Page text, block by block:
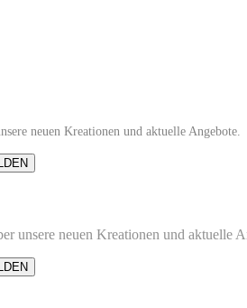
neuen Kreationen und aktuelle Angebote.
unsere neuen Kreationen und aktuelle